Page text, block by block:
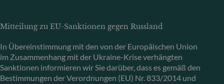
Mitteilung zu EU-Sanktionen gegen Russland
In Übereinstimmung mit den von der Europäischen Union
im Zusammenhang mit der Ukraine-Krise verhängten
Sanktionen informieren wir Sie darüber, dass es gemäß den
Bestimmungen der Verordnungen (EU) Nr. 833/2014 und